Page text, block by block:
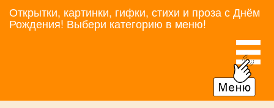
Открытки, картинки, гифки, стихи и проза с Днём
Рождения! Выбери категорию в меню!